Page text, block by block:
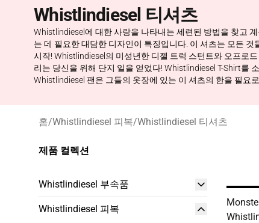
Whistlindiesel 티셔츠
Whistlindiesel에 대한 사랑을 나타내는 세련된 방법을 찾고
는 데 필요한 대담한 디자인이 특징입니다. 이 셔츠는 모든
시작! Whistlindiesel의 미성년한 디젤 트럭 스턴트와 오프로
리는 당신을 위해 단지 일을 얻었다! Whistlindiesel T-Shirt를
Whistlindiesel 팬은 그들의 옷장에 있는 이 셔츠의 한을 필요
홈/Whistlindiesel 피복/Whistlindiesel 티셔츠
제품 컬렉션
Whistlindiesel 부속품
Whistlindiesel 피복